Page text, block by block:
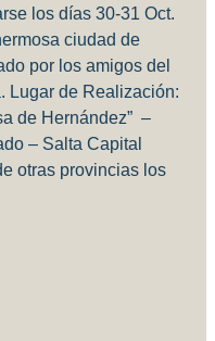
los días 30-31 Oct.
ciudad de
por los amigos del
Lugar de Realización:
de Hernández” –
– Salta Capital
otras provincias los